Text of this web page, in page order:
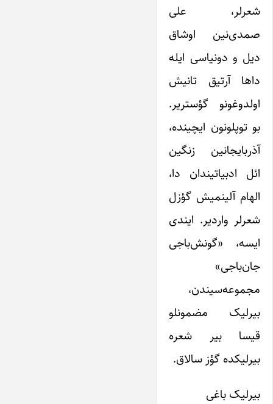
شعرلر، علی
صمدى‌نین اوشاق
دیل و دونیاسی ایله
داها آرتیق تانیش
اولدوغونو گؤستریر.
بو توپلونون ایچینده،
آذربایجانین زنگین
ائل ادبیاتیندان دا،
الهام آلینمیش گؤزل
شعرلر واردیر. ایندی
ایسه، «گونش‌باجى
جان‌باجى»
مجموعه‌سیندن،
بیرلیک مضمونلو
قیسا بیر شعره
بیرلیکده گؤز سالاق.
بیرلیک باغی